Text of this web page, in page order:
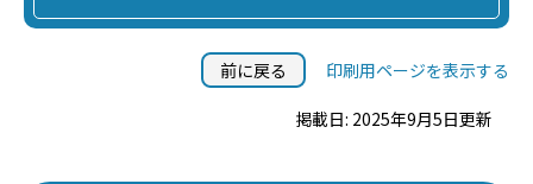
前に戻る 印刷用ページを表示する
掲載日: 2025年9月5日更新